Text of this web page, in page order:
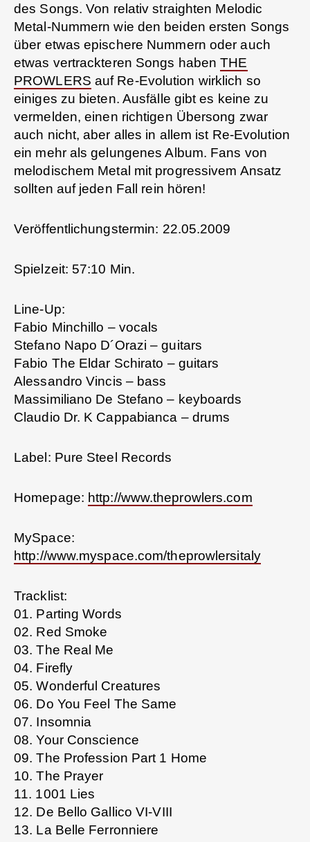
des Songs. Von relativ straighten Melodic
Metal-Nummern wie den beiden ersten Songs
über etwas epischere Nummern oder auch
etwas vertrackteren Songs habenTHE
PROWLERS auf Re-Evolution wirklich so
einiges zu bieten. Ausfälle gibt es keine zu
vermelden, einen richtigen Übersong zwar
auch nicht, aber alles in allem ist Re-Evolution
ein mehr als gelungenes Album. Fans von
melodischem Metal mit progressivem Ansatz
sollten auf jeden Fall rein hören!
Veröffentlichungstermin: 22.05.2009
Spielzeit: 57:10 Min.
Line-Up:
Fabio Minchillo – vocals
Stefano Napo D´Orazi – guitars
Fabio The Eldar Schirato – guitars
Alessandro Vincis – bass
Massimiliano De Stefano – keyboards
Claudio Dr. K Cappabianca – drums
Label: Pure Steel Records
Homepage: http://www.theprowlers.com
MySpace:
http://www.myspace.com/theprowlersitaly
Tracklist:
01. Parting Words
02. Red Smoke
03. The Real Me
04. Firefly
05. Wonderful Creatures
06. Do You Feel The Same
07. Insomnia
08. Your Conscience
09. The Profession Part 1 Home
10. The Prayer
11. 1001 Lies
12. De Bello Gallico VI-VIII
13. La Belle Ferronniere